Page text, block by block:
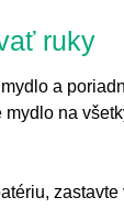
ruky
a
na